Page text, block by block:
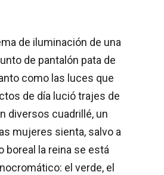
de iluminación de una
de pantalón pata de
como las luces que
de día lució trajes de
diversos cuadrillé, un
mujeres sienta, salvo a
boreal la reina se está
el verde, el